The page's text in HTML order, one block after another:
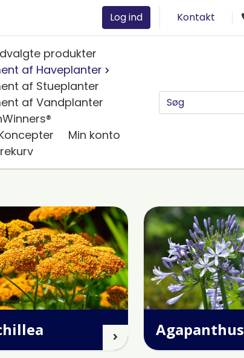
Log ind Kontakt
produkter
af Haveplanter
af Stueplanter
af Vandplanter
Min konto
Agapanthus